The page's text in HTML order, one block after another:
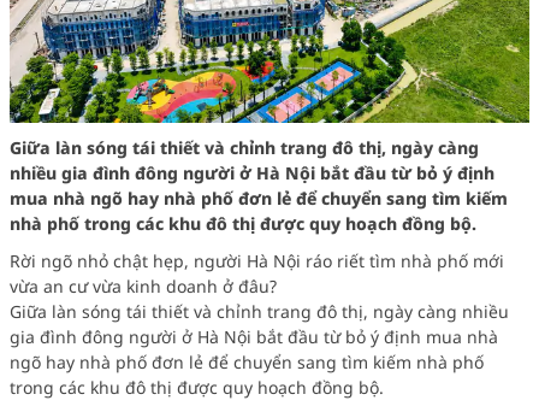
Giữa làn sóng tái thiết và chỉnh trang đô thị, ngày càng
nhiều gia đình đông người ở Hà Nội bắt đầu từ bỏ ý định
mua nhà ngõ hay nhà phố đơn lẻ để chuyển sang tìm kiếm
nhà phố trong các khu đô thị được quy hoạch đồng bộ.
Rời ngõ nhỏ chật hẹp, người Hà Nội ráo riết tìm nhà phố mới
vừa an cư vừa kinh doanh ở đâu?
Giữa làn sóng tái thiết và chỉnh trang đô thị, ngày càng nhiều
gia đình đông người ở Hà Nội bắt đầu từ bỏ ý định mua nhà
ngõ hay nhà phố đơn lẻ để chuyển sang tìm kiếm nhà phố
trong các khu đô thị được quy hoạch đồng bộ.